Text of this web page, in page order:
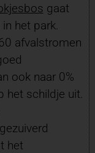
gaat
het park.
afvalstromen
ook naar 0%
het schildje uit.
het